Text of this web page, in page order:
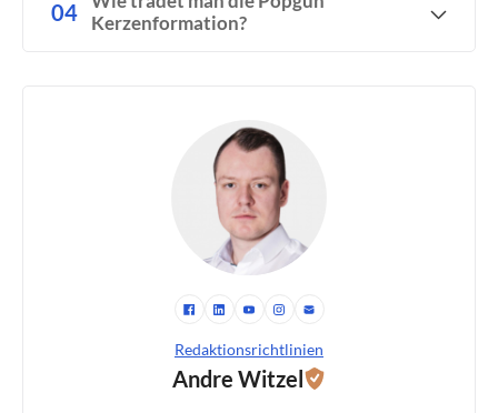
Kerzenformation?
Redaktionsrichtlinien
Andre Witzel